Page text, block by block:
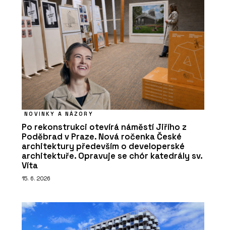
NOVINKY A NÁZORY
Po rekonstrukci otevírá náměstí Jiřího z
Poděbrad v Praze. Nová ročenka České
architektury především o developerské
architektuře. Opravuje se chór katedrály sv.
Víta
15. 6. 2026